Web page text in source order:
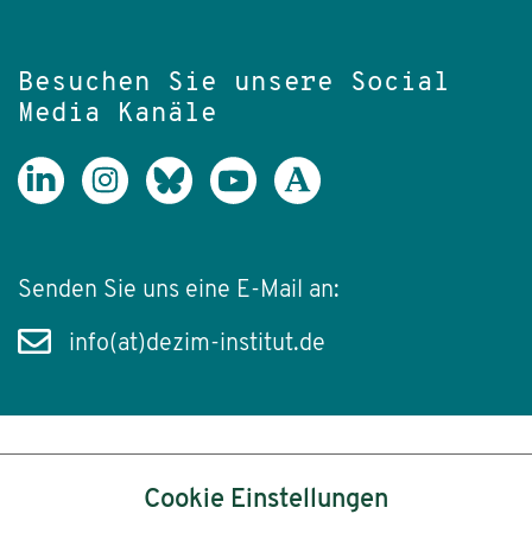
Besuchen Sie unsere Social
Media Kanäle
Senden Sie uns eine E-Mail an:
info(at)dezim-institut.de
Cookie Einstellungen